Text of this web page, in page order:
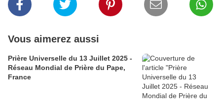
Vous aimerez aussi
Prière Universelle du 13 Juillet 2025 -
Réseau Mondial de Prière du Pape,
France